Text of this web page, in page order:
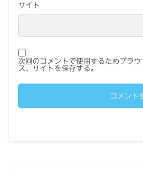
サイト
次回のコメントで使用するためブラ
ス、サイトを保存する。